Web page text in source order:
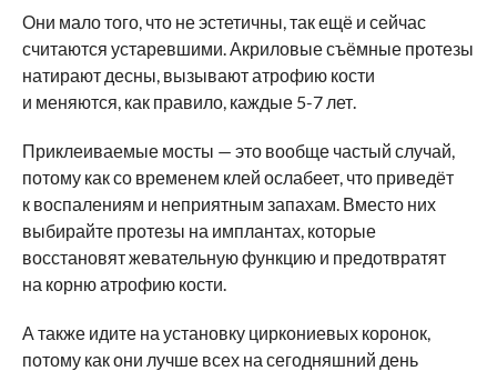
Они мало того, что не эстетичны, так ещё и сейчас
считаются устаревшими. Акриловые съёмные протезы
натирают десны, вызывают атрофию кости
и меняются, как правило, каждые 5-7 лет.
Приклеиваемые мосты — это вообще частый случай,
потому как со временем клей ослабеет, что приведёт
к воспалениям и неприятным запахам. Вместо них
выбирайте протезы на имплантах, которые
восстановят жевательную функцию и предотвратят
на корню атрофию кости.
А также идите на установку циркониевых коронок,
потому как они лучше всех на сегодняшний день